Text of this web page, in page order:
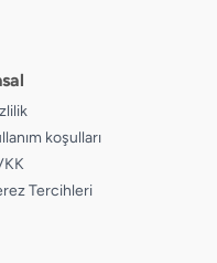
koşulları
Tercihleri